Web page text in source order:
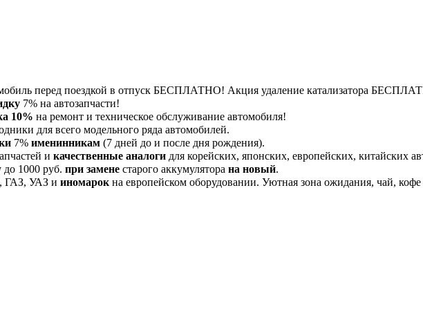
перед поездкой в отпуск БЕСПЛАТНО! Акция удаление катализатора
7% на автозапчасти!
10% на ремонт и техническое обслуживание автомобиля!
для всего модельного ряда автомобилей.
7% именинникам (7 дней до и после дня рождения).
и качественные аналоги для корейских, японских, европейских, китайских
1000 руб. при замене старого аккумулятора на новый.
, ГАЗ, УАЗ и иномарокна европейском оборудовании. Уютная зона ожидания, чай, кофе